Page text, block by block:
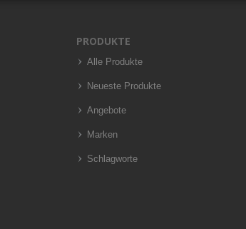
PRODUKTE
Alle Produkte
Neueste Produkte
Angebote
Marken
Schlagworte